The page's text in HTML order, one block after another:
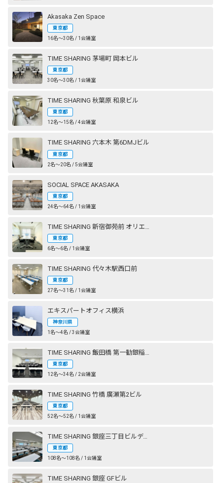
Akasaka Zen Space
東京都
16名〜30名 / 1会議室
TIME SHARING 茅場町 岡本ビル
東京都
30名〜30名 / 1会議室
TIME SHARING 秋葉原 和泉ビル
東京都
12名〜15名 / 4会議室
TIME SHARING 六本木 第6DMJビル
東京都
2名〜20名 / 5会議室
SOCIAL SPACE AKASAKA
東京都
24名〜64名 / 1会議室
東京都
6名〜6名 / 1会議室
TIME SHARING 代々木駅西口前
東京都
27名〜31名 / 1会議室
エキスパートオフィス横浜
神奈川県
1名〜4名 / 3会議室
東京都
12名〜34名 / 2会議室
TIME SHARING 竹橋 廣瀬第2ビル
東京都
52名〜52名 / 1会議室
TIME SHARING 銀座三丁目ビルディング
東京都
108名〜108名 / 1会議室
TIME SHARING 銀座 GFビル